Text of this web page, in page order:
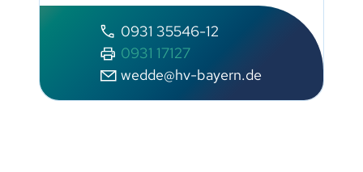
0931 35546-12
0931 17127
wedde@hv-bayern.de